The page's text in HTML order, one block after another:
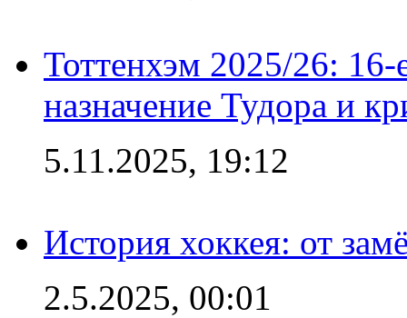
Тоттенхэм 2025/26:
назначение Тудора и
5.11.2025, 19:12
История хоккея: от
2.5.2025, 00:01